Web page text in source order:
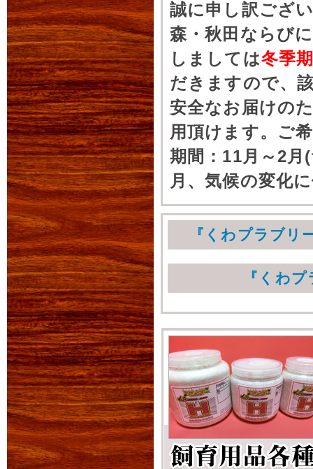
2012年06月15日
WF1国産オオクワ
幼虫採集個体からブ
菌糸ビン800cc」に
この機会にぜひお求
2012年06月28日
一足早いサマーセ
いよいよ昆虫の季節
くわかぶプラネット
兵庫県川西産の国産
アマミヒラタをお値
サマーセールは随時
商品カテゴリに「特
現在イベント販売中
これからもお客様が
改善を行ってまいりま
2012年08月10日
誠に申し訳ござ
森・秋田ならび
しましては冬季
だきますので、
安全なお届けの
用頂けます。ご
期間：11月～2月
月、気候の変化
『くわプラブリ
『くわ